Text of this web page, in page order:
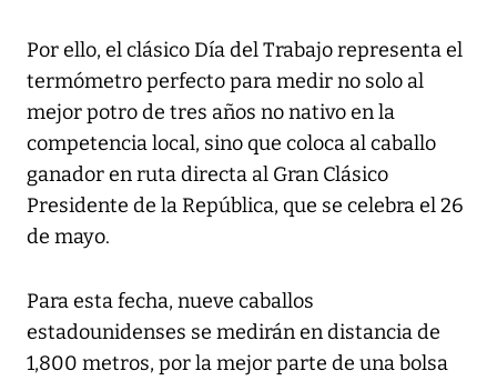
Por ello, el clásico Día del Trabajo representa el
termómetro perfecto para medir no solo al
mejor potro de tres años no nativo en la
competencia local, sino que coloca al caballo
ganador en ruta directa al Gran Clásico
Presidente de la República, que se celebra el 26
de mayo.
Para esta fecha, nueve caballos
estadounidenses se medirán en distancia de
1,800 metros, por la mejor parte de una bolsa